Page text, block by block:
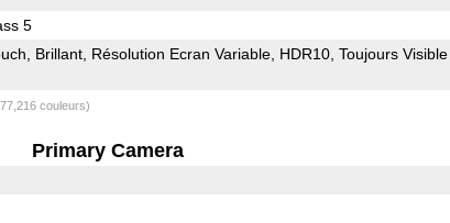
5
Brillant Résolution Ecran Variable HDR10 Toujours Visible
couleurs)
Primary Camera